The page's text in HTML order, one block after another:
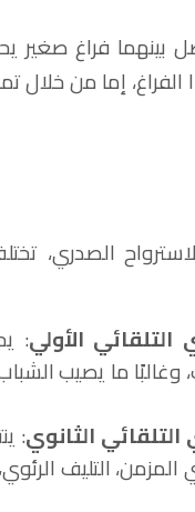
بينهما فراغ
إما من
الصدري،
التلقائي الأولي:
ما يصيب
التلقائي الثانوي:
المزمن، التليف